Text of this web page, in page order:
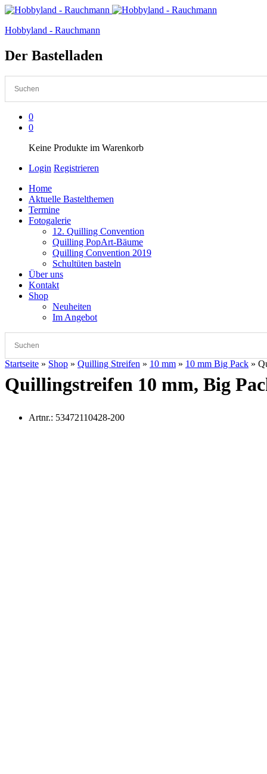
Hobbyland - Rauchmann
Der Bastelladen
0
0
Keine Produkte im Warenkorb
Login Registrieren
Home
Aktuelle Bastelthemen
Termine
Fotogalerie
12. Quilling Convention
Quilling PopArt-Bäume
Quilling Convention 2019
Schultüten basteln
Über uns
Kontakt
Shop
Neuheiten
Im Angebot
Startseite » Shop » Quilling Streifen » 10 mm » 10 mm Big Pack »
Quillingstreifen 10 mm, Big
Artnr.: 53472110428-200